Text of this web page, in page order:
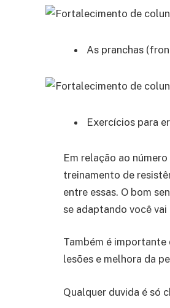
As pranchas
Exercícios para
Em relação ao
treinamento de
entre essas. O bom
se adaptando você
Também é
lesões e melhora da
Qualquer duvida é só